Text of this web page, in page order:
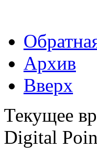
Архив
Вверх
Текущее
Digital